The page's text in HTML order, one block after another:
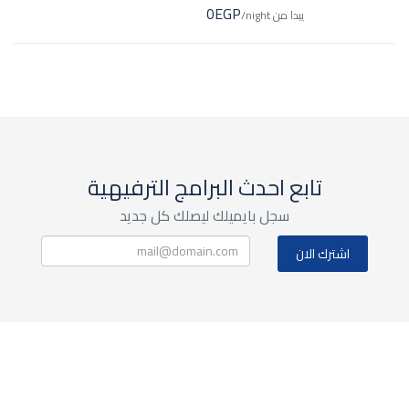
يبدا من 0EGP/night
تابع احدث البرامج الترفيهية
سجل بايميلك ليصلك كل جديد